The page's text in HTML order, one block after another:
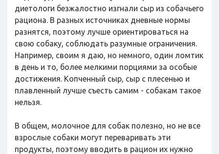
диетологи безжалостно изгнали сыр из собачьего
рациона. В разных источниках дневные нормы
разнятся, поэтому лучше ориентироваться на
свою собаку, соблюдать разумные ограничения.
Например, своим я даю, но немного, один ломтик
в день и то, более мелкими порциями за особые
достижения. Копченный сыр, сыр с плесенью и
плавленный лучше съесть самим - собакам такое
нельзя.
В общем, молочное для собак полезно, но не все
взрослые собаки могут переваривать эти
продукты, поэтому вводить в рацион их нужно